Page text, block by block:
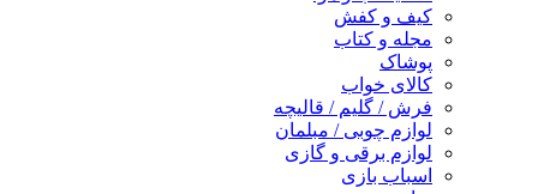
کیف و کفش
مجله و کتاب
پوشاک
کالای خواب
فرش / گلیم / قالیچه
لوازم چوبی / مبلمان
لوازم برقی و گازی
اسباب بازی